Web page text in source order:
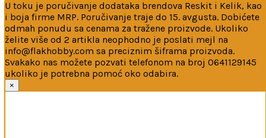
U toku je poručivanje dodataka brendova Reskit i Kelik, kao
i boja firme MRP. Poručivanje traje do 15. avgusta. Dobićete
odmah ponudu sa cenama za tražene proizvode. Ukoliko
želite više od 2 artikla neophodno je poslati mejl na
info@flakhobby.com sa preciznim šiframa proizvoda.
Svakako nas možete pozvati telefonom na broj 0641129145
ukoliko je potrebna pomoć oko odabira.
×
Ova web-stranica koristi kolačiće